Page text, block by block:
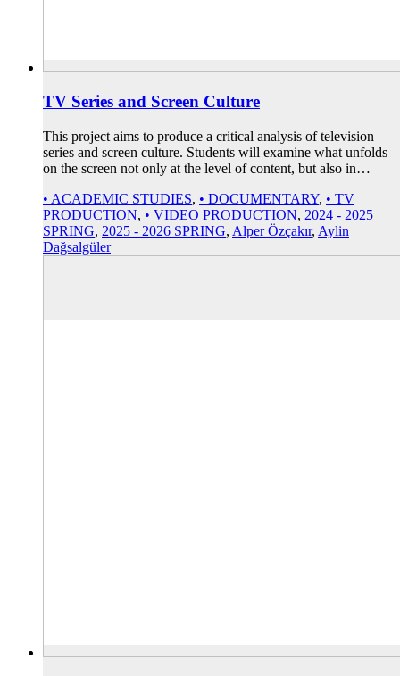
TV Series and Screen Culture
This project aims to produce a critical analysis of television
series and screen culture. Students will examine what unfolds
on the screen not only at the level of content, but also in…
• ACADEMIC STUDIES, • DOCUMENTARY, • TV
PRODUCTION, • VIDEO PRODUCTION, 2024 - 2025
SPRING, 2025 - 2026 SPRING, Alper Özçakır, Aylin
Dağsalgüler